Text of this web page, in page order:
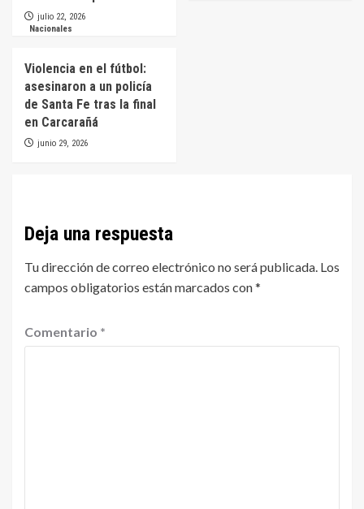
julio 22, 2026
Nacionales
Violencia en el fútbol:
asesinaron a un policía
de Santa Fe tras la final
en Carcarañá
junio 29, 2026
Deja una respuesta
Tu dirección de correo electrónico no será publicada. Los
campos obligatorios están marcados con*
Comentario *